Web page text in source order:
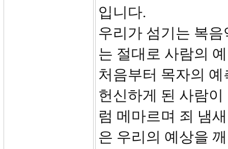
입니다.
우리가 섬기는 복
는 절대로 사람의
처음부터 목자의
헌신하게 된 사람
럼 메마르며 죄 냄
은 우리의 예상을